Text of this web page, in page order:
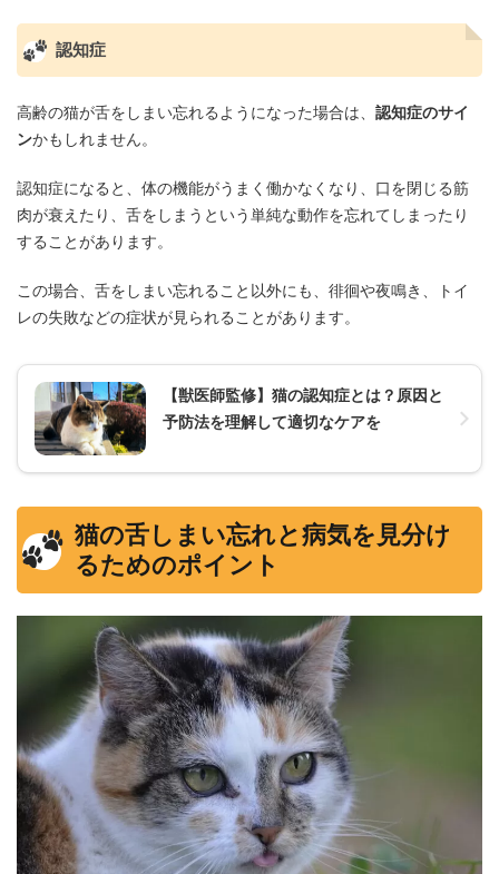
認知症
高齢の猫が舌をしまい忘れるようになった場合は、 認知症のサイ
ンかもしれません。
認知症になると、体の機能がうまく働かなくなり、口を閉じる筋
肉が衰えたり、舌をしまうという単純な動作を忘れてしまったり
することがあります。
この場合、舌をしまい忘れること以外にも、徘徊や夜鳴き、トイ
レの失敗などの症状が見られることがあります。
【獣医師監修】猫の認知症とは？原因と
予防法を理解して適切なケアを
猫の舌しまい忘れと病気を見分け
るためのポイント